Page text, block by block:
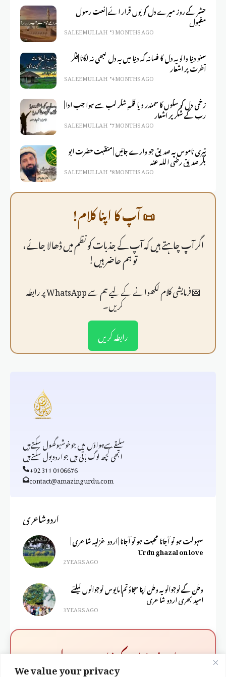
We value your privacy
حشر کے روز میرے دل کو یوں قرار ائے | نعت رسول
مقبول
SALEEM ULLAH 3 MONTHS AGO
سنو دنیا والو یہ دل کا فسانہ کہ دنیا میں یہ دل کبھی نہ لگانا |فکر
آخرت پر اشعار
SALEEM ULLAH 4 MONTHS AGO
زخمی دل کو سکوں کا سمندر دیا کلمہِ شکر لب سے ہوا جب ادا |
رب کے شکر پر اشعار
SALEEM ULLAH 7 MONTHS AGO
تیری ناموس پہ صدیق جو وارے جائیں | منقبت حضرت ابو
بکر صدیق رضی اللہ عنہ
SALEEM ULLAH 8 MONTHS AGO
📜 آپ کا اپنا کلام!
اگر آپ چاہتے ہیں کہ آپ کے جذبات کو نظم میں ڈھالا جائے،
تو ہم حاضر ہیں!
💌 فرمايشی کلام لکھوانے کے لیے ہم سے WhatsApp پر رابطہ
کریں۔
رابطہ کریں
سلیقےسےہواؤں میں جوخوشبوگھول سکتےہیں
ابھی کچھ لوگ باقی ہیں جواردوبول سکتےہیں
+92 311 0106676
contact@amazingurdu.com
اردوشاعری
سہولت ہو تو آجانا محبت ہو تو آجانا | اردو غزلیہ شاعری |
Urdu ghazal on love
2 YEARS AGO
وطن کے نوجوانو یہ وطن اپنا سجاؤ تم| مایوس نوجوانوں کیلئے
امید بھری اردو شاعری
3 YEARS AGO
✨ اپنے جذبات کو شاعری میں بدلیں ✨